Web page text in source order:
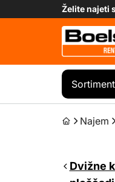
Želite najeti
Sortiment
Najem
Dvižne